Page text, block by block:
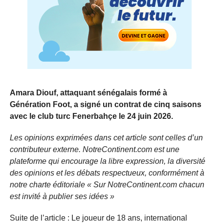
Amara Diouf, attaquant sénégalais formé à
Génération Foot, a signé un contrat de cinq saisons
avec le club turc Fenerbahçe le 24 juin 2026.
Les opinions exprimées dans cet article sont celles d’un
contributeur externe. NotreContinent.com est une
plateforme qui encourage la libre expression, la diversité
des opinions et les débats respectueux, conformément à
notre charte éditoriale « Sur NotreContinent.com chacun
est invité à publier ses idées »
Suite de l’article : Le joueur de 18 ans, international